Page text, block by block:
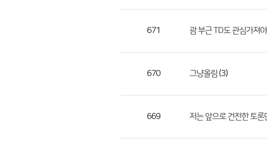
성
671 괌 부근 TD도 관심가져
670 그냥올림 (3)
669 저는 앞으로 건전한 토